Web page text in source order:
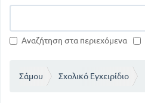
Αναζήτηση στα περιεχόμενα
Σάμου Σχολικό Εγχειρίδιο